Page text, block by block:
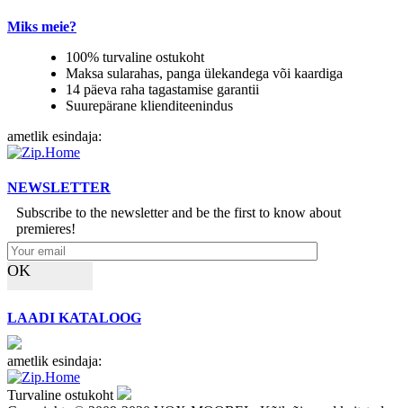
Miks meie?
100% turvaline ostukoht
Maksa sularahas, panga ülekandega või kaardiga
14 päeva raha tagastamise garantii
Suurepärane klienditeenindus
ametlik esindaja:
NEWSLETTER
Subscribe to the newsletter and be the first to know about
premieres!
OK
LAADI KATALOOG
ametlik esindaja:
Turvaline ostukoht